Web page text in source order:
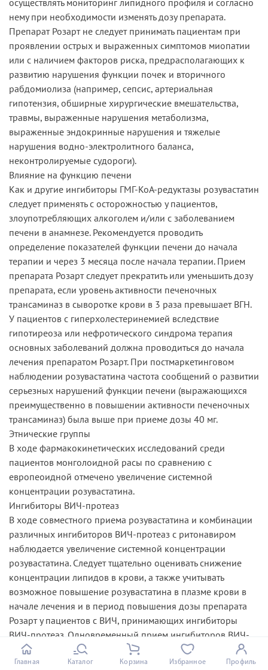
нему при необходимости изменять дозу препарата.
Препарат Розарт не следует принимать пациентам при
проявлении острых и выраженных симптомов миопатии
или с наличием факторов риска, предрасполагающих к
развитию нарушения функции почек и вторичного
рабдомиолиза (например, сепсис, артериальная
гипотензия, обширные хирургические вмешательства,
травмы, выраженные нарушения метаболизма,
выраженные эндокринные нарушения и тяжелые
нарушения водно-электролитного баланса,
неконтролируемые судороги).
Влияние на функцию печени
Как и другие ингибиторы ГМГ-КоА-редуктазы розувастатин
следует применять с осторожностью у пациентов,
злоупотребляющих алкоголем и/или с заболеванием
печени в анамнезе. Рекомендуется проводить
определение показателей функции печени до начала
терапии и через 3 месяца после начала терапии. Прием
препарата Розарт следует прекратить или уменьшить дозу
препарата, если уровень активности печеночных
трансаминаз в сыворотке крови в 3 раза превышает ВГН.
У пациентов с гиперхолестеринемией вследствие
гипотиреоза или нефротического синдрома терапия
основных заболеваний должна проводиться до начала
лечения препаратом Розарт. При постмаркетинговом
наблюдении розувастатина частота сообщений о развитии
серьезных нарушений функции печени (выражающихся
преимущественно в повышении активности печеночных
трансаминаз) была выше при приеме дозы 40 мг.
Этнические группы
В ходе фармакокинетических исследований среди
пациентов монголоидной расы по сравнению с
европеоидной отмечено увеличение системной
концентрации розувастатина.
Ингибиторы ВИЧ-протеаз
В ходе совместного приема розувастатина и комбинации
различных ингибиторов ВИЧ-протеаз с ритонавиром
наблюдается увеличение системной концентрации
розувастатина. Следует тщательно оценивать снижение
концентрации липидов в крови, а также учитывать
возможное повышение розувастатина в плазме крови в
начале лечения и в период повышения дозы препарата
Розарт у пациентов с ВИЧ, принимающих ингибиторы
ВИЧ-протеаз. Одновременный прием ингибиторов ВИЧ-
протеаз не рекомендуется без коррекции дозы
розувастатина.
Главная Каталог Корзина Избранное Профиль